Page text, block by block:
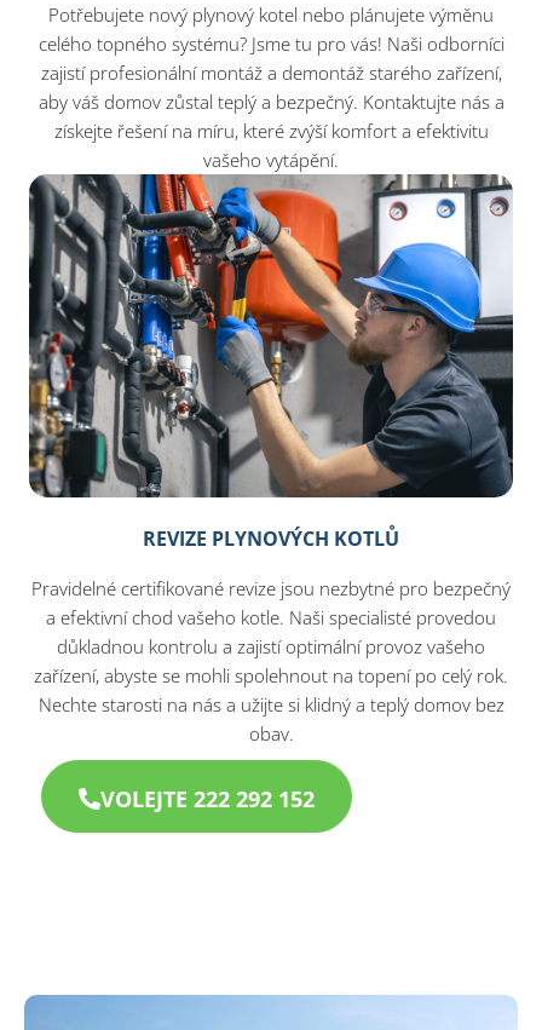
Potřebujete nový plynový kotel nebo plánujete výměnu
celého topného systému? Jsme tu pro vás! Naši odborníci
zajistí profesionální montáž a demontáž starého zařízení,
aby váš domov zůstal teplý a bezpečný. Kontaktujte nás a
získejte řešení na míru, které zvýší komfort a efektivitu
vašeho vytápění.
REVIZE PLYNOVÝCH KOTLŮ
Pravidelné certifikované revize jsou nezbytné pro bezpečný
a efektivní chod vašeho kotle. Naši specialisté provedou
důkladnou kontrolu a zajistí optimální provoz vašeho
zařízení, abyste se mohli spolehnout na topení po celý rok.
Nechte starosti na nás a užijte si klidný a teplý domov bez
obav.
VOLEJTE 222 292 152